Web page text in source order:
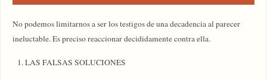
No podemos limitarnos a ser los testigos de una decadencia al parecer
ineluctable. Es preciso reaccionar decididamente contra ella.
LAS FALSAS SOLUCIONES